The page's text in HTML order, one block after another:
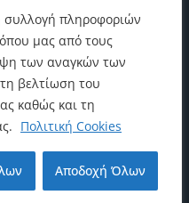
συλλογή πληροφοριών
μας από τους
των αναγκών των
βελτίωση του
καθώς και τη
Πολιτική Cookies
Αποδοχή Όλων
στην αρχή